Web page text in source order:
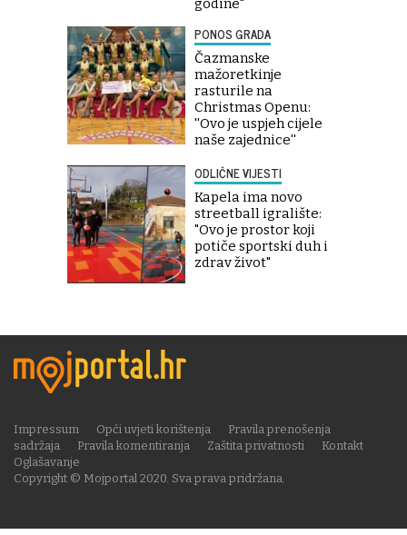
godine"
PONOS GRADA
Čazmanske
mažoretkinje
rasturile na
Christmas Openu:
''Ovo je uspjeh cijele
naše zajednice''
ODLIČNE VIJESTI
Kapela ima novo
streetball igralište:
"Ovo je prostor koji
potiče sportski duh i
zdrav život"
Copyright © Mojportal 2020. Sva prava pridržana.
Impressum Opći uvjeti korištenja
Pravila prenošenja
sadržaja
Pravila komentiranja Zaštita privatnosti
Kontakt
Oglašavanje